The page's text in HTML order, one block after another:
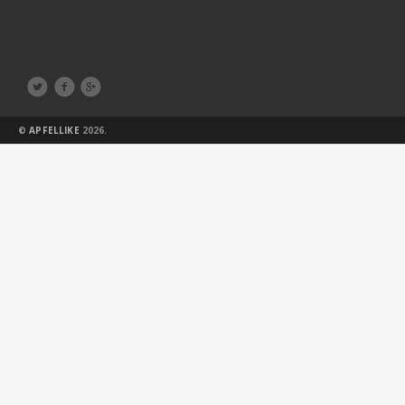
  
©APFELLIKE 2026.